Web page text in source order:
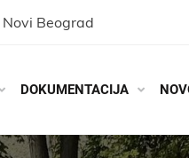
Beograd
DOKUMENTACIJA